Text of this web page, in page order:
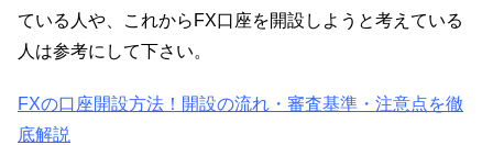
ている人や、これからFX口座を開設しようと考えている
人は参考にして下さい。
FXの口座開設方法！開設の流れ・審査基準・注意点を徹
底解説